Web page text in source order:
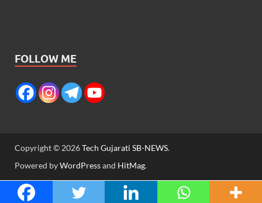
FOLLOW ME
Copyright © 2026Tech Gujarati SB-NEWS.
Powered byWordPressand HitMag.